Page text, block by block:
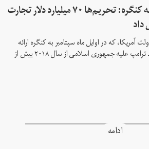
گزارش دولت آمریکا به کنگره: تحریم‌ها ۷۰ میلیارد دلار تجارت
آمریکا، که در اوایل ماه سپتامبر به کنگره ارائه
شد، تحریم‌های دولت دونالد ترامپ علیه جمهوری اسلامی از سال ۲۰۱۸ بیش از
ادامه